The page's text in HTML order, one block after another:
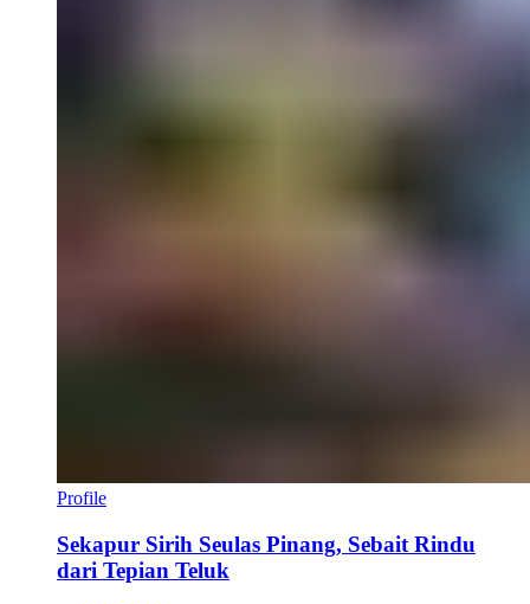
Profile
Sekapur Sirih Seulas Pinang, Sebait Rindu
dari Tepian Teluk